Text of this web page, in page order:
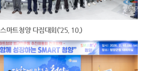
스마트청양 다짐대회(‘25. 10.)